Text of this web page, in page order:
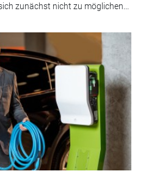
zunächst nicht zu möglichen...